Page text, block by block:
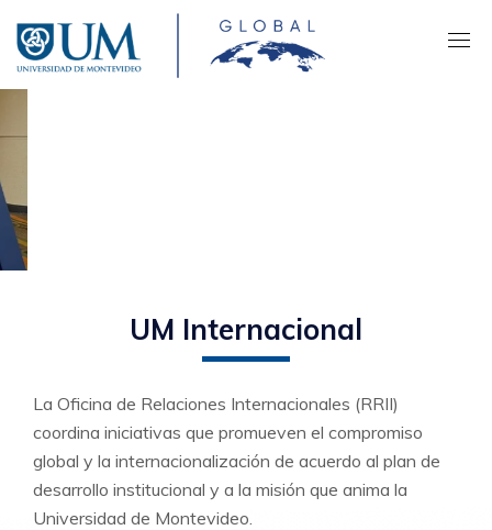
contenido
principal
UM Internacional
La Oficina de Relaciones Internacionales (RRII)
coordina iniciativas que promueven el compromiso
global y la internacionalización de acuerdo al plan de
desarrollo institucional y a la misión que anima la
Universidad de Montevideo.